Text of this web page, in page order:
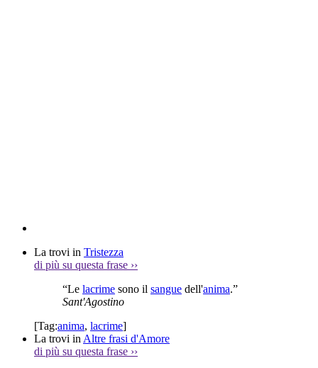
La trovi in Tristezza
di più su questa frase ››
“Le lacrime sono il sangue dell'anima.”
Sant'Agostino
[Tag:anima, lacrime]
La trovi in Altre frasi d'Amore
di più su questa frase ››